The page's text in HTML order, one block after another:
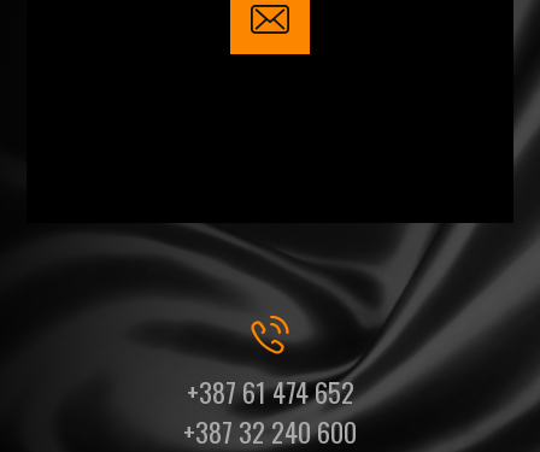
+387 61 474 652
+387 32 240 600